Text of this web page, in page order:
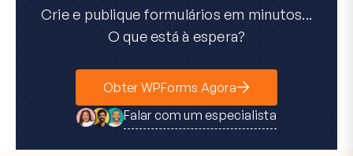
Crie e publique formulários em minutos...
O que está à espera?
Obter WPForms Agora
Falar com um especialista